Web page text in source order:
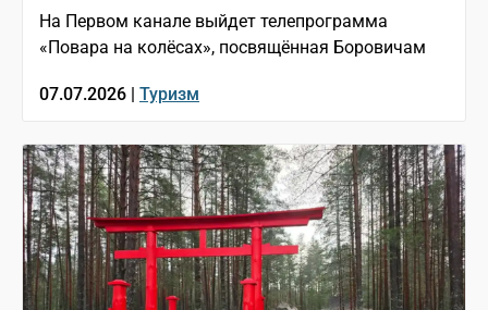
На Первом канале выйдет телепрограмма
«Повара на колёсах», посвящённая Боровичам
07.07.2026 | Туризм